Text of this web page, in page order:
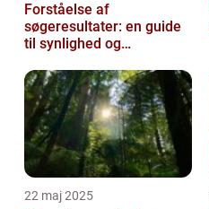
Forståelse af
søgeresultater: en guide
til synlighed og
22 maj 2025